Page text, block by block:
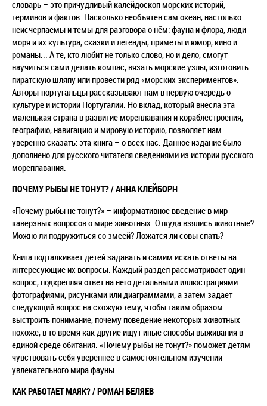
словарь – это причудливый калейдоскоп морских историй,
терминов и фактов. Насколько необъятен сам океан, настолько
неисчерпаемы и темы для разговора о нём: фауна и флора, люди
моря и их культура, сказки и легенды, приметы и юмор, кино и
романы... А те, кто любит не только слово, но и дело, смогут
научиться сами делать компас, вязать морские узлы, изготовить
пиратскую шляпу или провести ряд «морских экспериментов».
Авторы-португальцы рассказывают нам в первую очередь о
культуре и истории Португалии. Но вклад, который внесла эта
маленькая страна в развитие мореплавания и кораблестроения,
географию, навигацию и мировую историю, позволяет нам
уверенно сказать: эта книга – о всех нас. Данное издание было
дополнено для русского читателя сведениями из истории русского
мореплавания.
ПОЧЕМУ РЫБЫ НЕ ТОНУТ? / АННА КЛЕЙБОРН
«Почему рыбы не тонут?» – информативное введение в мир
каверзных вопросов о мире животных. Откуда взялись животные?
Можно ли подружиться со змеей? Ложатся ли совы спать?
Книга подталкивает детей задавать и самим искать ответы на
интересующие их вопросы. Каждый раздел рассматривает один
вопрос, подкрепляя ответ на него детальными иллюстрациями:
фотографиями, рисунками или диаграммами, а затем задает
следующий вопрос на схожую тему, чтобы таким образом
выстроить понимание, почему поведение некоторых животных
похоже, в то время как другие ищут иные способы выживания в
единой среде обитания. «Почему рыбы не тонут?» поможет детям
чувствовать себя увереннее в самостоятельном изучении
увлекательного мира фауны.
КАК РАБОТАЕТ МАЯК? / РОМАН БЕЛЯЕВ